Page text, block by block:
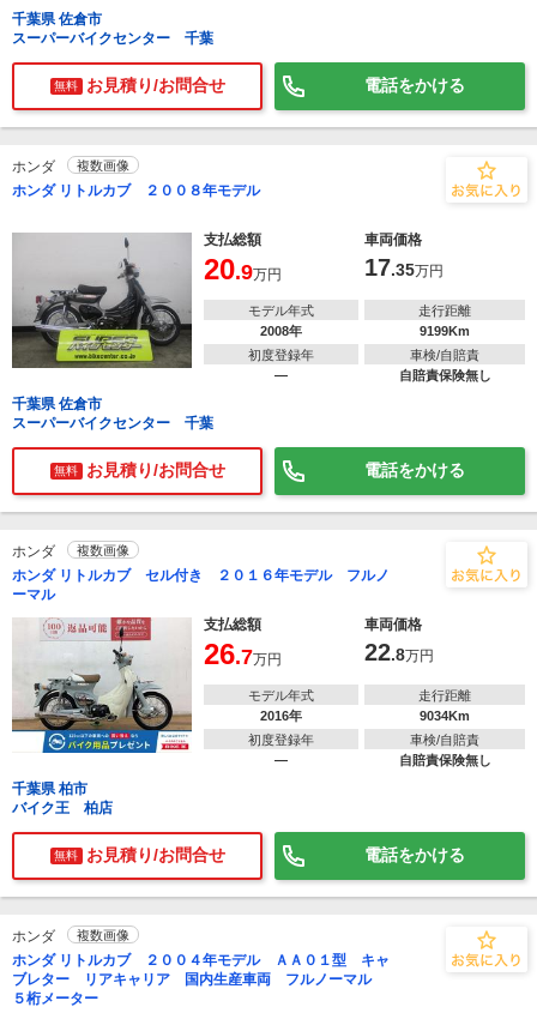
千葉県 佐倉市
スーパーバイクセンター 千葉
無料 お見積り/お問合せ 電話をかける
ホンダ 複数画像
ホンダ リトルカブ ２００８年モデル
支払総額 車両価格
20.9万円 17.35万円
モデル年式
2008年
走行距離
9199Km
初度登録年
―
車検/自賠責
自賠責保険無し
千葉県 佐倉市
スーパーバイクセンター 千葉
無料 お見積り/お問合せ 電話をかける
ホンダ 複数画像
ホンダ リトルカブ セル付き ２０１６年モデル フルノ
ーマル
支払総額
車両価格
26.7万円 22.8万円
モデル年式
2016年
走行距離
9034Km
初度登録年
―
車検/自賠責
自賠責保険無し
千葉県 柏市
バイク王 柏店
無料 お見積り/お問合せ 電話をかける
ホンダ 複数画像
ホンダ リトルカブ ２００４年モデル ＡＡ０１型 キャ
ブレター リアキャリア 国内生産車両 フルノーマル
５桁メーター